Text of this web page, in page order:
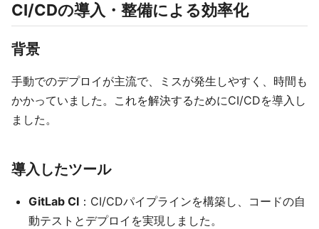
CI/CDの導入・整備による効率化
背景
手動でのデプロイが主流で、ミスが発生しやすく、時間も
かかっていました。これを解決するためにCI/CDを導入し
ました。
導入したツール
GitLab CI ：CI/CDパイプラインを構築し、コードの自
動テストとデプロイを実現しました。